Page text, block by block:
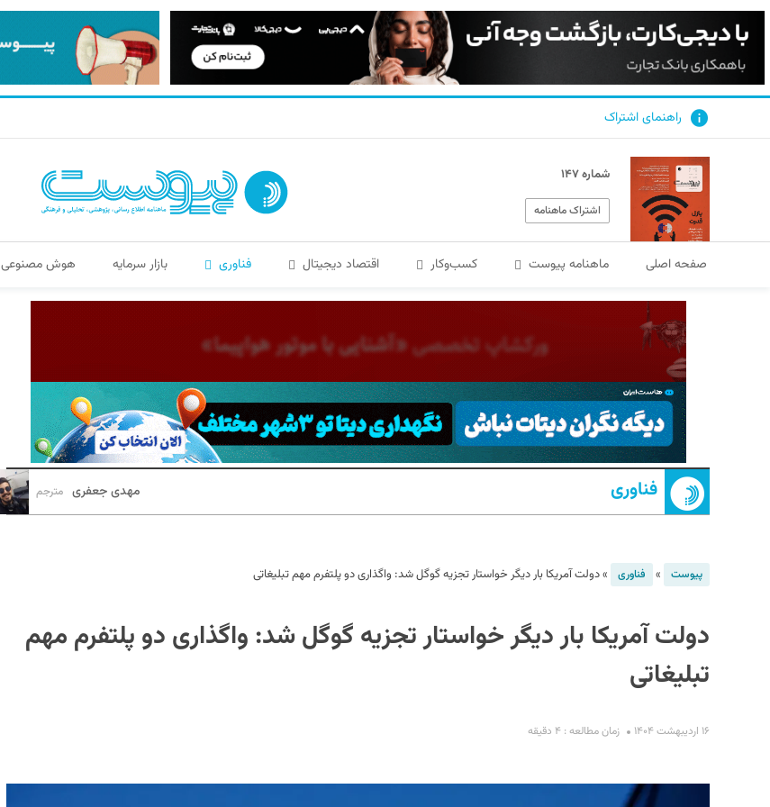
راهنمای اشتراک
شماره ۱۴۷
اشتراک ماهنامه
صفحه اصلی ماهنامه پیوست کسب‌و‌کار اقتصاد دیجیتال فناوری بازار سرمایه هوش مصنوعی
فناوری مهدی جعفری مترجم
پیوست » فناوری »دولت آمریکا بار دیگر خواستار تجزیه گوگل شد: واگذاری دو پلتفرم مهم تبلیغاتی
دولت آمریکا بار دیگر خواستار تجزیه گوگل شد: واگذاری دو پلتفرم مهم
تبلیغاتی
۱۶ اردیبهشت ۱۴۰۴ زمان مطالعه : ۴ دقیقه